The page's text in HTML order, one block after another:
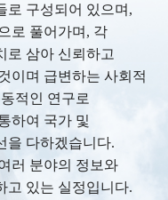
로 구성되어 있으며,
로 풀어가며, 각
로 삼아 신뢰하고
이며 급변하는 사회적
적인 연구로
하여 국가 및
을 다하겠습니다.
러 분야의 정보와
고 있는 실정입니다.